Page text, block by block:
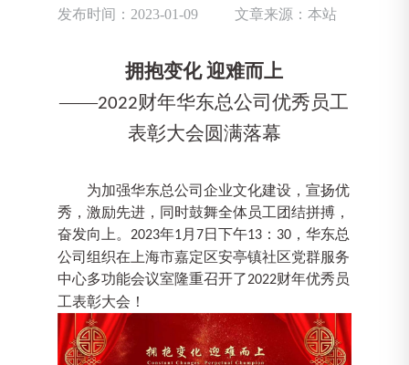
发布时间：2023-01-09 文章来源：本站
拥抱变化 迎难而上
——2022财年华东总公司优秀员工
表彰大会圆满落幕
为加强华东总公司企业文化建设，宣扬优
秀，激励先进，同时鼓舞全体员工团结拼搏，
奋发向上 。 2023年1 月 7日下午13： 30，华东总
公司 组织在上海市嘉定区安亭镇社区党群服务
中心多功能会议室隆重召开了2022财年优秀员
工表彰大会 ！